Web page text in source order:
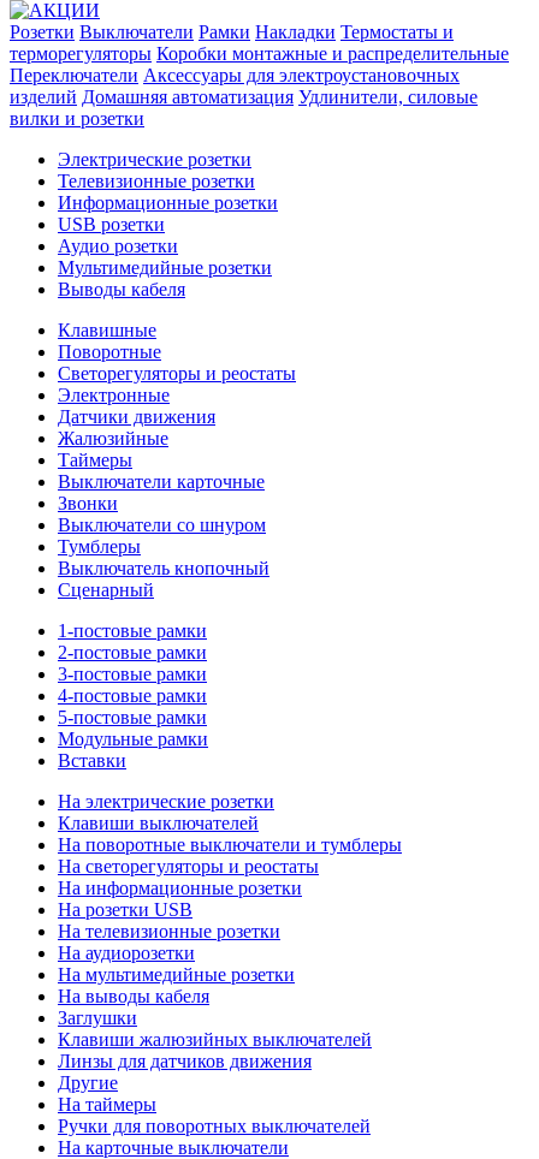
Розетки Выключатели Рамки Накладки Термостаты и
терморегуляторы Коробки монтажные и распределительные
Переключатели Аксессуары для электроустановочных
изделий Домашняя автоматизация Удлинители, силовые
вилки и розетки
Электрические розетки
Телевизионные розетки
Информационные розетки
USB розетки
Аудио розетки
Мультимедийные розетки
Выводы кабеля
Клавишные
Поворотные
Светорегуляторы и реостаты
Электронные
Датчики движения
Жалюзийные
Таймеры
Выключатели карточные
Звонки
Выключатели со шнуром
Тумблеры
Выключатель кнопочный
Сценарный
1-постовые рамки
2-постовые рамки
3-постовые рамки
4-постовые рамки
5-постовые рамки
Модульные рамки
Вставки
На электрические розетки
Клавиши выключателей
На поворотные выключатели и тумблеры
На светорегуляторы и реостаты
На информационные розетки
На розетки USB
На телевизионные розетки
На аудиорозетки
На мультимедийные розетки
На выводы кабеля
Заглушки
Клавиши жалюзийных выключателей
Линзы для датчиков движения
Другие
На таймеры
Ручки для поворотных выключателей
На карточные выключатели